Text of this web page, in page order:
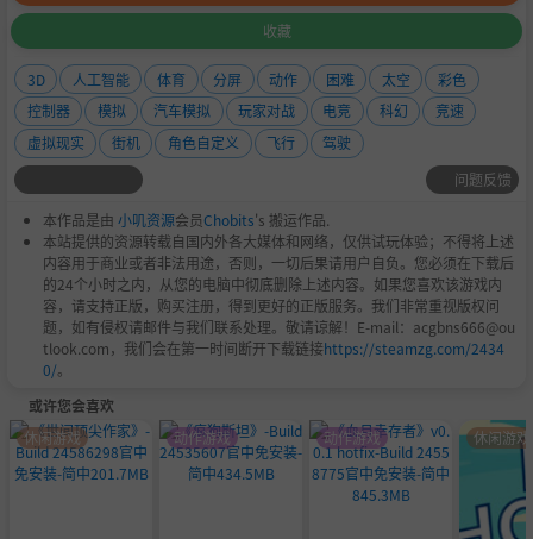
这里最受欢迎的运动之一就是“太阳系红视竞速联赛”：史
上竞技速度最快的联赛。在这里，人类最优秀的飞行员会驾
驶高速反重力飞船在磁力轨道上进行竞技，冒着生命危险穿
梭在赛道的各个角落，来换取永无止境的荣耀。
收藏
3D 人工智能 体育 分屏 动作 困难 太空
彩色
控制器
模拟 汽车模拟 玩家对战 电竞 科幻
竞速
虚拟现实
街机 角色自定义 飞行
驾驶
问题反馈
本作品是由 小叽资源会员Chobits's 搬运作品.
本站提供的资源转载自国内外各大媒体和网络，仅供试玩体验；不得将上述
内容用于商业或者非法用途，否则，一切后果请用户自负。您必须在下载后
的24个小时之内，从您的电脑中彻底删除上述内容。如果您喜欢该游戏内
容，请支持正版，购买注册，得到更好的正版服务。我们非常重视版权问
题，如有侵权请邮件与我们联系处理。敬请谅解！E-mail：acgbns666@ou
tlook.com，我们会在第一时间断开下载链接https://steamzg.com/2434
0/。
或许您会喜欢
休闲游戏 动作游戏 动作游戏 休闲游戏